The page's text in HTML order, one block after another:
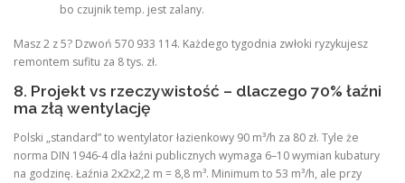
bo czujnik temp. jest zalany.
Masz 2 z 5? Dzwoń 570 933 114. Każdego tygodnia zwłoki ryzykujesz
remontem sufitu za 8 tys. zł.
8. Projekt vs rzeczywistość – dlaczego 70% łaźni
ma złą wentylację
Polski „standard” to wentylator łazienkowy 90 m³/h za 80 zł. Tyle że
norma DIN 1946-4 dla łaźni publicznych wymaga 6–10 wymian kubatury
na godzinę. Łaźnia 2x2x2,2 m = 8,8 m³. Minimum to 53 m³/h, ale przy